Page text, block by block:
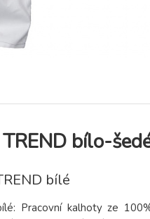
bílo-
bílé
Pracovní kalhoty ze